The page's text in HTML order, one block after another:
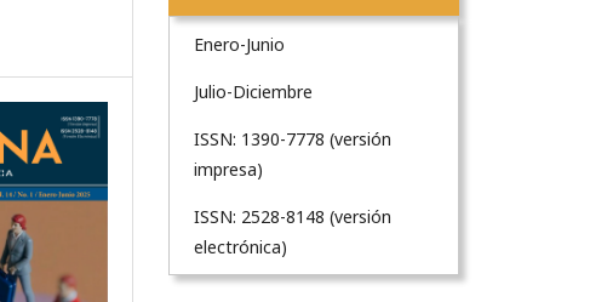
Enero-Junio
Julio-Diciembre
ISSN: 1390-7778 (versión
impresa)
ISSN: 2528-8148 (versión
electrónica)